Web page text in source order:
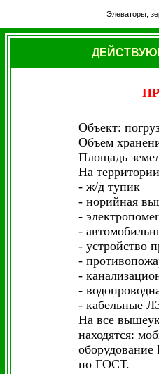
Элеваторы,
Объект:
Объем
Площадь
На
- ж/д тупик
- норийная
-
-
- устройство
-
-
-
- кабельные
На все
находятся:
оборудование
по ГОСТ.